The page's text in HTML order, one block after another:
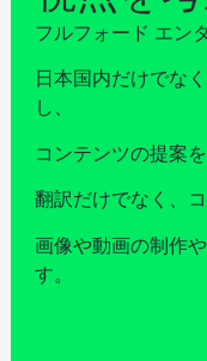
フルフォード エン
日本国内だけでな
し、
コンテンツの提案
翻訳だけでなく、
画像や動画の制作
す。